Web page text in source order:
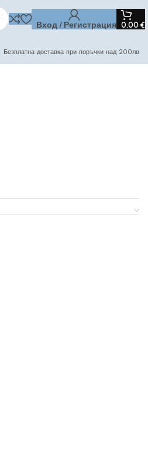
Вход / Регистрация 0,00 €
Безплатна доставка при поръчки над 200лв